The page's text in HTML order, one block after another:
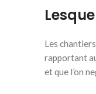
Les
rapportant
et que l’on